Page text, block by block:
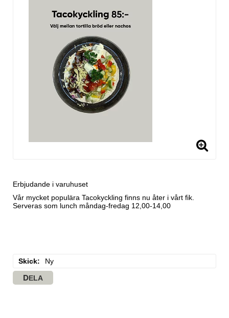
Erbjudande i varuhuset
Vår mycket populära Tacokyckling finns nu åter i vårt fik.
Serveras som lunch måndag-fredag 12,00-14,00
Skick Ny
DELA